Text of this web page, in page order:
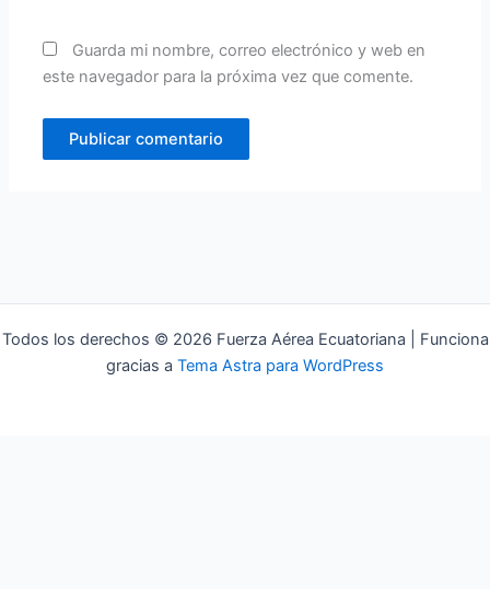
Guarda mi nombre, correo electrónico y web en
este navegador para la próxima vez que comente.
Todos los derechos © 2026 Fuerza Aérea Ecuatoriana | Funciona
gracias a Tema Astra para WordPress